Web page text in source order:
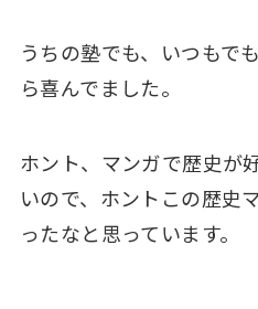
うちの塾でも、いつもで
ら喜んでました。
ホント、マンガで歴史が
いので、ホントこの歴史
ったなと思っています。